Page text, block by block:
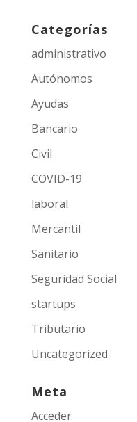
Categorías
administrativo
Autónomos
Ayudas
Bancario
Civil
COVID-19
laboral
Mercantil
Sanitario
Seguridad Social
startups
Tributario
Uncategorized
Meta
Acceder